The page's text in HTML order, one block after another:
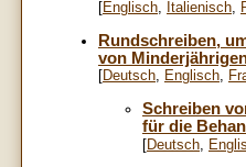
[Englisch, Italienisch,
Rundschreiben,
von
[Deutsch, Englisch,
Schreiben
für die
[Deutsch,